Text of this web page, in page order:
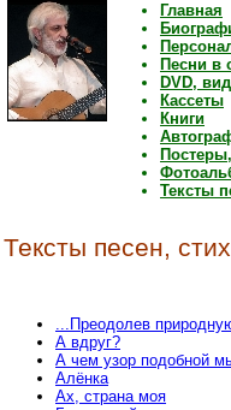
Главная
Песни в
DVD,
Кассеты
Книги
Тексты
Тексты песен,
...Преодолев
А вдруг?
А чем узор подобной
Алёнка
Ах, страна моя